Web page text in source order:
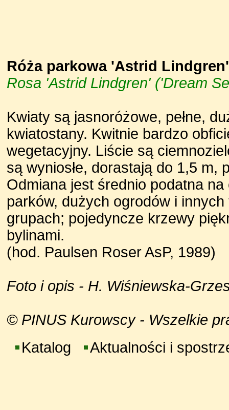
Róża parkowa 'Astrid
Rosa 'Astrid Lindgren' ('Dream
Kwiaty są jasnoróżowe, pełne,
kwiatostany. Kwitnie bardzo
wegetacyjny. Liście są
są wyniosłe, dorastają do 1,5 m,
Odmiana jest średnio podatna
parków, dużych ogrodów i
grupach; pojedyncze krzewy
bylinami.
(hod. Paulsen Roser AsP, 1989)
Foto i opis - H. Wiśniewska-
© PINUS Kurowscy - Wszelkie
Katalog
Aktualności i